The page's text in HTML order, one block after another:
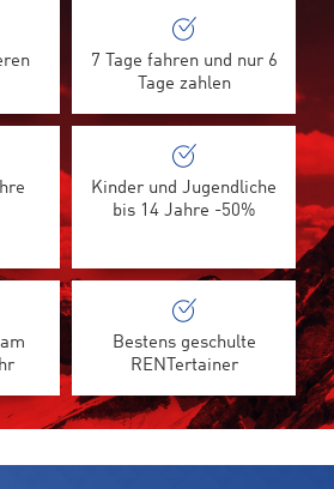
7 Tage fahren und nur 6
Tage zahlen
Kinder und Jugendliche
bis 14 Jahre -50%
Bestens geschulte
RENTertainer